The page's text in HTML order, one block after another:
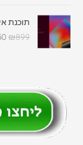
תוכנת
₪899